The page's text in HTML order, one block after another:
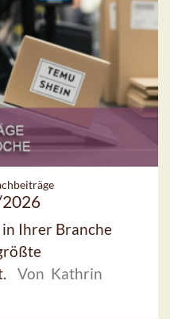
2026
Ihrer Branche
Von Kathrin